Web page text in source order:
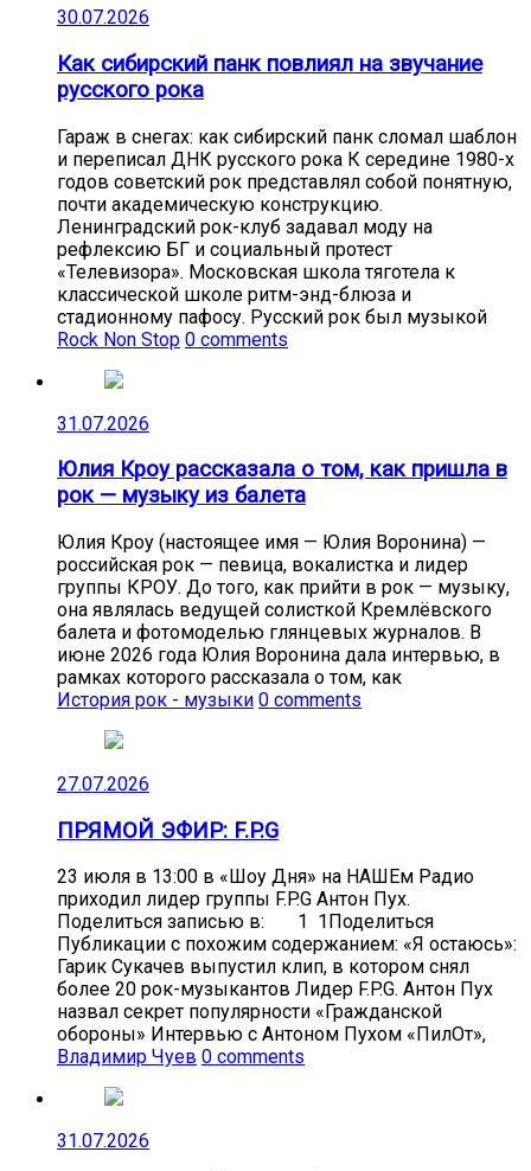
30.07.2026
Как сибирский панк повлиял на звучание
русского рока
Гараж в снегах: как сибирский панк сломал шаблон
и переписал ДНК русского рока К середине 1980-х
годов советский рок представлял собой понятную,
почти академическую конструкцию.
Ленинградский рок-клуб задавал моду на
рефлексию БГ и социальный протест
«Телевизора». Московская школа тяготела к
классической школе ритм-энд-блюза и
стадионному пафосу. Русский рок был музыкой
Rock Non Stop 0 comments
31.07.2026
Юлия Кроу рассказала о том, как пришла в
рок — музыку из балета
Юлия Кроу (настоящее имя — Юлия Воронина) —
российская рок — певица, вокалистка и лидер
группы КРОУ. До того, как прийти в рок — музыку,
она являлась ведущей солисткой Кремлёвского
балета и фотомоделью глянцевых журналов. В
июне 2026 года Юлия Воронина дала интервью, в
рамках которого рассказала о том, как
История рок - музыки 0 comments
27.07.2026
ПРЯМОЙ ЭФИР: F.P.G
23 июля в 13:00 в «Шоу Дня» на НАШЕм Радио
приходил лидер группы F.P.G Антон Пух.
Поделиться записью в: 1 1Поделиться
Публикации с похожим содержанием: «Я остаюсь»:
Гарик Сукачев выпустил клип, в котором снял
более 20 рок-музыкантов Лидер F.P.G. Антон Пух
назвал секрет популярности «Гражданской
обороны» Интервью с Антоном Пухом «ПилОт»,
Владимир Чуев 0 comments
31.07.2026